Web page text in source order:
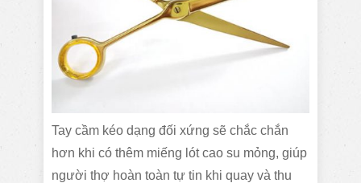
Tay cầm kéo dạng đối xứng sẽ chắc chắn
hơn khi có thêm miếng lót cao su mỏng, giúp
người thợ hoàn toàn tự tin khi quay và thu